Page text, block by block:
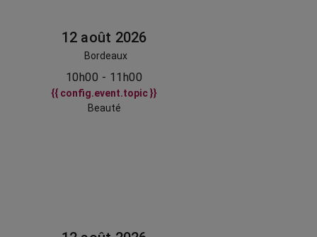
12 août 2026
Bordeaux
10h00 - 11h00
{{ config.event.topic }}
Beauté